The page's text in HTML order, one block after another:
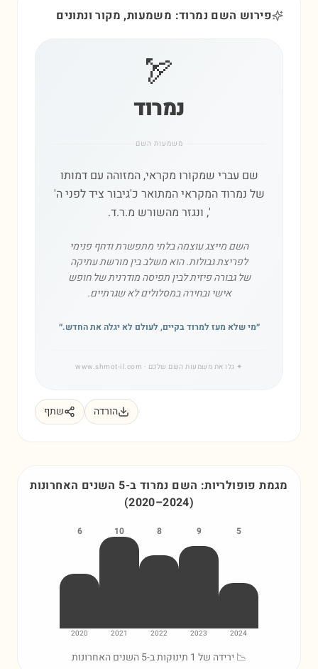
פירוש השם נמרוד: משמעות, מקור ונתונים
🏹
נמרוד
משמעות השם
שם עברי שמקורו מקראי, המזוהה עם דמותו
של נמרוד המקראי המתואר כ'גיבור ציד לפני ה'
', ונגזר מהשורש מ.ר.ד.
השם מייצג עוצמה בלתי מתפשרת ודחף פנימי
לפריצת גבולות. הוא משלב בין מורשת עתיקה
של גבורה פיזית לבין תפיסה מודרנית של חופש
אישי ובחירה במסלולים לא שגרתיים.
״מי שלא מעז למרוד בקיים, לעולם לא יגלה את החדש.״
✦ גלו את משמעות השם שלכם · www.shmot-il.com
הורדה שתף
מגמת פופולריות: השם נמרוד ב-5 השנים האחרונות
(2020–2024)
5
2024
9
2023
8
2022
10
2021
6
2020
📉 ירידה של 1 תינוקות ב-5 השנים האחרונות